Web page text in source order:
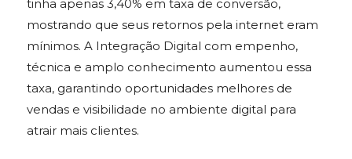
tinha apenas 3,40% em taxa de conversão,
mostrando que seus retornos pela internet eram
mínimos. A Integração Digital com empenho,
técnica e amplo conhecimento aumentou essa
taxa, garantindo oportunidades melhores de
vendas e visibilidade no ambiente digital para
atrair mais clientes.